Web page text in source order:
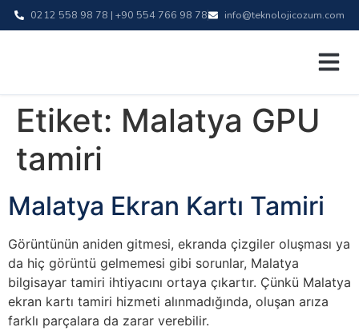
0212 558 98 78 | +90 554 766 98 78 info@teknolojicozum.com
Etiket: Malatya GPU
tamiri
Malatya Ekran Kartı Tamiri
Görüntünün aniden gitmesi, ekranda çizgiler oluşması ya
da hiç görüntü gelmemesi gibi sorunlar, Malatya
bilgisayar tamiri ihtiyacını ortaya çıkartır. Çünkü Malatya
ekran kartı tamiri hizmeti alınmadığında, oluşan arıza
farklı parçalara da zarar verebilir.